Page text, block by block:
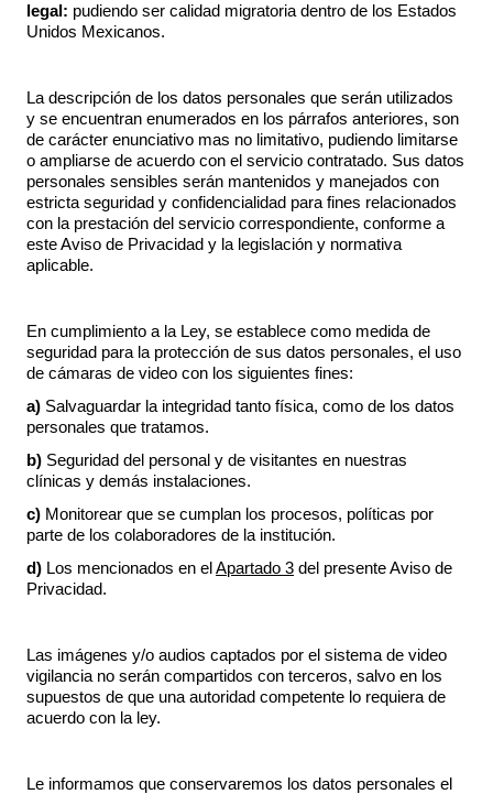
legal: pudiendo ser calidad migratoria dentro de los Estados
Unidos Mexicanos.
La descripción de los datos personales que serán utilizados
y se encuentran enumerados en los párrafos anteriores, son
de carácter enunciativo mas no limitativo, pudiendo limitarse
o ampliarse de acuerdo con el servicio contratado. Sus datos
personales sensibles serán mantenidos y manejados con
estricta seguridad y confidencialidad para fines relacionados
con la prestación del servicio correspondiente, conforme a
este Aviso de Privacidad y la legislación y normativa
aplicable.
En cumplimiento a la Ley, se establece como medida de
seguridad para la protección de sus datos personales, el uso
de cámaras de video con los siguientes fines:
a) Salvaguardar la integridad tanto física, como de los datos
personales que tratamos.
b) Seguridad del personal y de visitantes en nuestras
clínicas y demás instalaciones.
c) Monitorear que se cumplan los procesos, políticas por
parte de los colaboradores de la institución.
d) Los mencionados en el Apartado 3 del presente Aviso de
Privacidad.
Las imágenes y/o audios captados por el sistema de video
vigilancia no serán compartidos con terceros, salvo en los
supuestos de que una autoridad competente lo requiera de
acuerdo con la ley.
Le informamos que conservaremos los datos personales el